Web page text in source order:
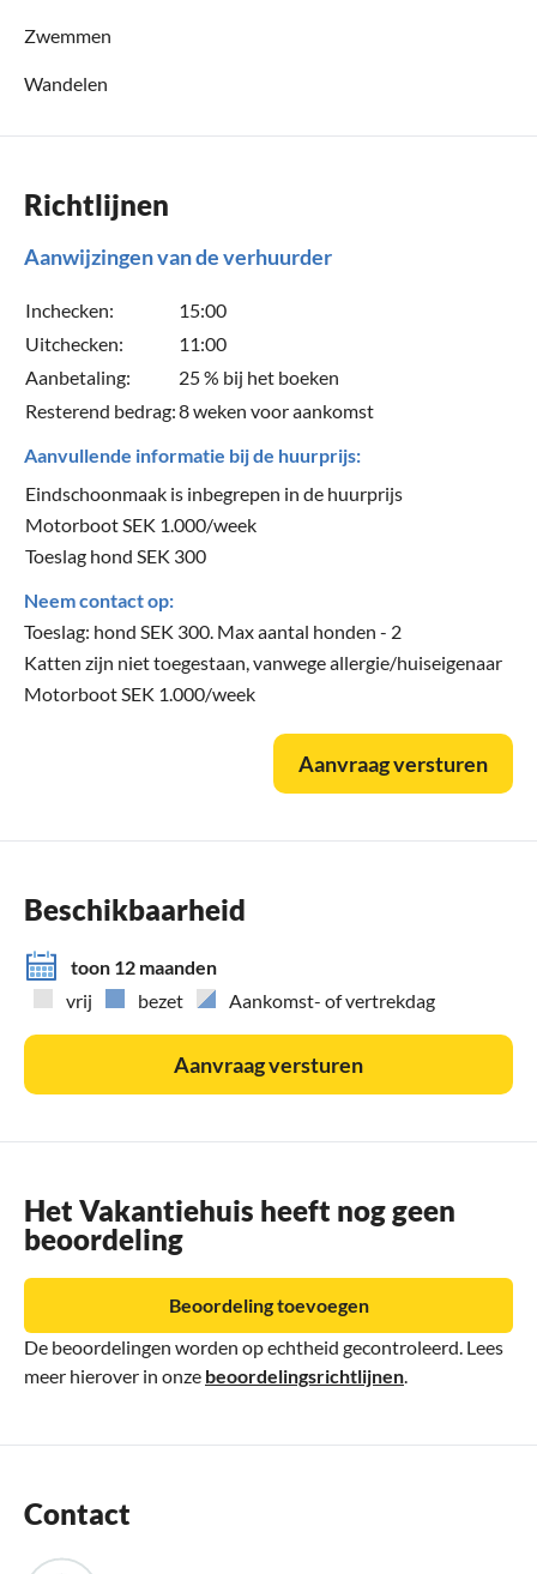
Zwemmen
Wandelen
Richtlijnen
Aanwijzingen van de verhuurder
Inchecken:
15:00
Uitchecken:
11:00
Aanbetaling:
25 % bij het boeken
Resterend bedrag:8 weken voor aankomst
Aanvullende informatie bij de huurprijs:
Eindschoonmaak is inbegrepen in de huurprijs
Motorboot SEK 1.000/week
Toeslag hond SEK 300
Neem contact op:
Toeslag: hond SEK 300. Max aantal honden - 2
Katten zijn niet toegestaan, vanwege allergie/huiseigenaar
Motorboot SEK 1.000/week
Aanvraag versturen
Beschikbaarheid
toon 12 maanden
vrij
bezet Aankomst- of vertrekdag
Aanvraag versturen
Het Vakantiehuis heeft nog geen
beoordeling
De beoordelingen worden op echtheid gecontroleerd. Lees
meer hierover in onze beoordelingsrichtlijnen
Beoordeling toevoegen
Contact